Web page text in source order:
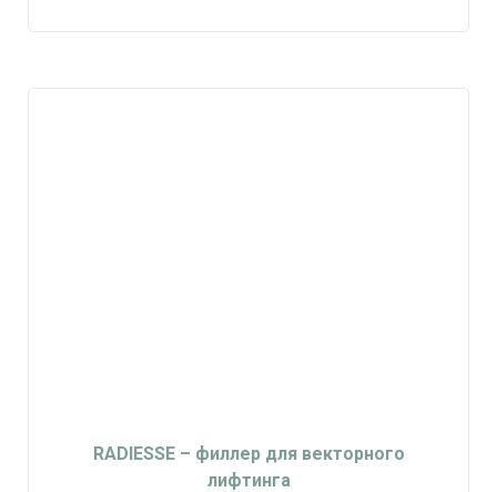
RADIESSE – филлер для векторного
лифтинга